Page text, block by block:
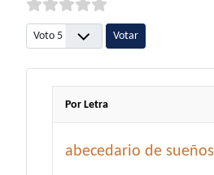
Por favor, vote
Por Letra
abecedario de sueños